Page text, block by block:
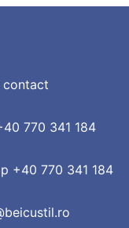
contact
770 341 184
+40 770 341 184